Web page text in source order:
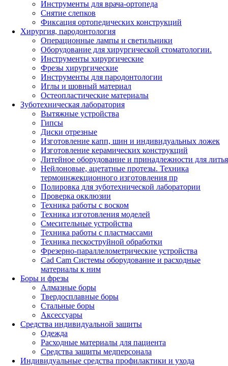
Инструменты для врача-ортопеда
Снятие слепков
Фиксация ортопедических конструкций
Хирургия, пародонтология
Операционные лампы и светильники
Оборудование для хирургической стоматологии.
Инструменты хирургические
Фрезы хирургические
Инструменты для пародонтологии
Иглы и шовный материал
Остеопластические материалы
Зуботехническая лаборатория
Вытяжные устройства
Гипсы
Диски отрезные
Изготовление капп, шин и индивидуальных ложек
Изготовление керамических конструкций
Литейное оборудование и принадлежности для литья
Нейлоновые, ацетатные протезы. Техника
термоинжекционного изготовления пр
Полировка для зуботехнической лаборатории
Проверка окклюзии
Техника работы с воском
Техника изготовления моделей
Смесительные устройства
Техника работы с пластмассами
Техника пескоструйной обработки
Фрезерно-параллелометрические устройства
Cad Cam Системы оборудование и расходные
материалы к ним
Боры и фрезы
Алмазные боры
Твердосплавные боры
Стальные боры
Аксессуары
Средства индивидуальной защиты
Одежда
Расходные материалы для пациента
Средства защиты медперсонала
Индивидуальные средства профилактики и ухода